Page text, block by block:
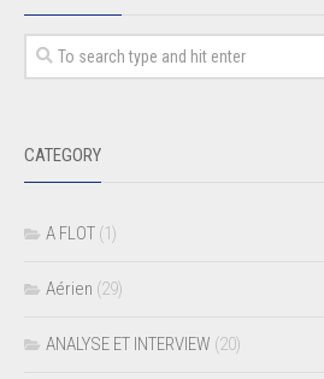
CATEGORY
A FLOT (1)
Aérien (29)
ANALYSE ET INTERVIEW (20)